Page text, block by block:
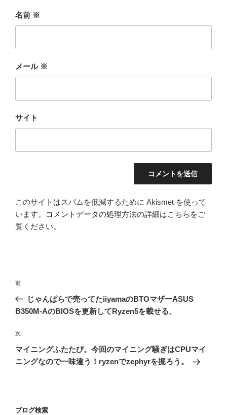
名前 ※
メール ※
サイト
このサイトはスパムを低減するために Akismet を使って
います。
コメントデータの処理方法の詳細はこちらをご
覧ください。
投
ナ
ゲ
ー
シ
前
の
投
前
じゃんぱらで売ってたiiyamaのBTOマザーASUS
B350M-AのBIOSを更新してRyzen5を載せる。
次
の
投
次
マイニングふたたび。今回のマイニング騒ぎはCPUマイ
ニングなので一味違う！ryzenでzephyrを掘ろう。
ブログ検索